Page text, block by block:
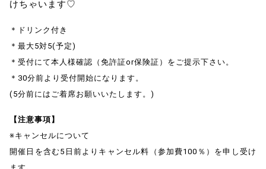
けちゃいます♡
＊ドリンク付き
＊最大5対5(予定)
＊受付にて本人様確認（免許証or保険証）をご提示下さい。
＊30分前より受付開始になります。
(5分前にはご着席お願いいたします。)
【注意事項】
※キャンセルについて
開催日を含む5日前よりキャンセル料（参加費100％）を申し受け